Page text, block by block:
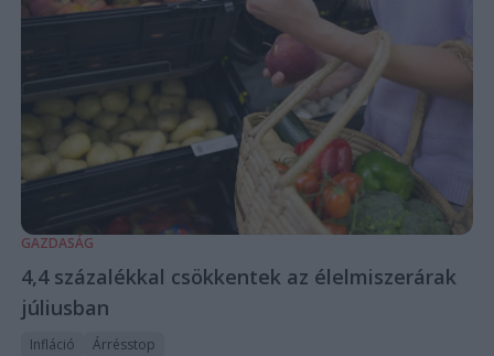
GAZDASÁG
4,4 százalékkal csökkentek az élelmiszerárak
júliusban
Infláció Árrésstop